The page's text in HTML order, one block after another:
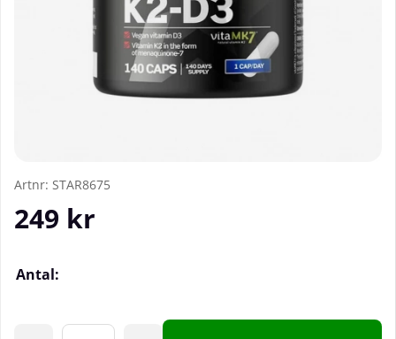
Artnr: STAR8675
249 kr
Antal: